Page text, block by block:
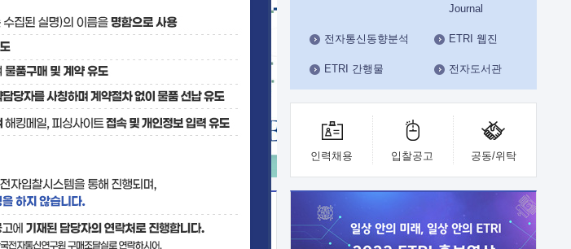
기획본부
사업화본부
행정본부
대외협력부
Journal
전자통신동향분석 ETRI 웹진
ETRI 간행물 전자도서관
인력채용 입찰공고 공동/위탁
기술사업화플랫폼/기술이전